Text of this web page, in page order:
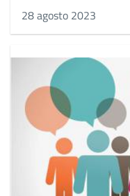
28 agosto 2023